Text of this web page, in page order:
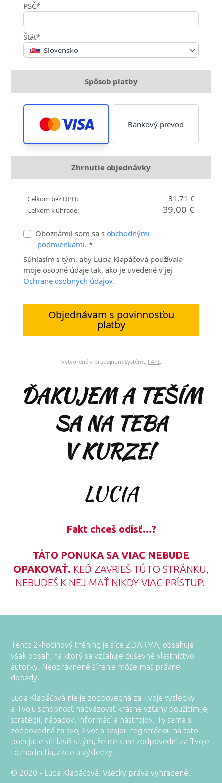
PSČ*
Štát*
Slovensko
Spôsob platby
Bankový prevod
Zhrnutie objednávky
Celkom bez DPH: 31,71 €
Celkom k úhrade: 39,00 €
Oboznámil som sa sobchodnými
podmienkami. *
Súhlasím s tým, aby Lucia Klapáčová používala
moje osobné údaje tak, ako je uvedené v jej
Ochrane osobných údajov.
Objednávam s povinnosťou
platby
Vytvorené v predajnom systéme FAPI
ĎAKUJEM A TEŠÍM
SA NA TEBA
V KURZE!
LUCIA
Fakt chceš odísť...?
TÁTO PONUKA SA VIAC NEBUDE
OPAKOVAŤ. KEĎ ZAVRIEŠ TÚTO STRÁNKU,
NEBUDEŠ K NEJ MAŤ NIKDY VIAC PRÍSTUP.
Tento 2-hodinový tréning je síce ZDARMA, obsahuje
však obsah, na ktorý sa vzťahuje duševné vlastníctvo
autorky. Neoprávnené šírenie môže mať právne
dopady.
Lucia Klapáčová nie je zodpovedná za Tvoje výsledky
a Tvoju schopnosť nadväzovať krásne vzťahy použitím jej
stratégií, nápadov, informácí a nástrojov. Ty sama si
zodpovedná za svoj život a svojou registráciou na toto
podujatie súhlasíš s tým, že nie sme zodpovední za Tvoje
rozhodnutia, akcie a výsledky.
© 2020 - Lucia Klapáčová. Všetky práva vyhradené.